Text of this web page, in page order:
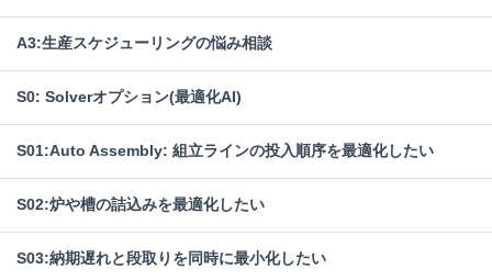
A3:生産スケジューリングの悩み相談
S0: Solverオプション(最適化AI)
S01:Auto Assembly: 組立ラインの投入順序を最適化したい
S02:炉や槽の詰込みを最適化したい
S03:納期遅れと段取りを同時に最小化したい